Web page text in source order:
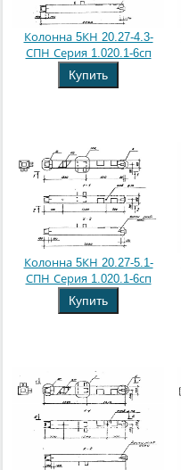
Колонна 5КН 20.27-4.3-
СПН Серия 1.020.1-6сп
Купить
Колонна 5КН 20.27-5.1-
СПН Серия 1.020.1-6сп
Купить